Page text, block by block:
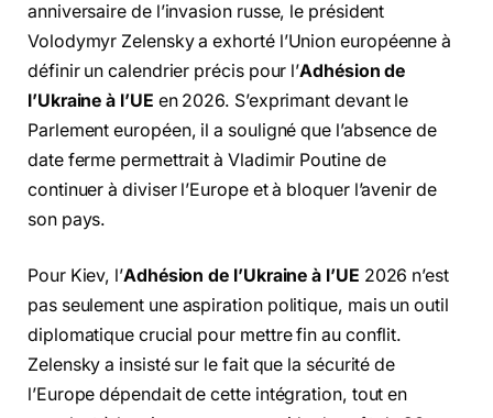
anniversaire de l’invasion russe, le président
Volodymyr Zelensky a exhorté l’Union européenne à
définir un calendrier précis pour l’Adhésion de
l’Ukraine à l’UE en 2026. S’exprimant devant le
Parlement européen, il a souligné que l’absence de
date ferme permettrait à Vladimir Poutine de
continuer à diviser l’Europe et à bloquer l’avenir de
son pays.
Pour Kiev, l’Adhésion de l’Ukraine à l’UE 2026 n’est
pas seulement une aspiration politique, mais un outil
diplomatique crucial pour mettre fin au conflit.
Zelensky a insisté sur le fait que la sécurité de
l’Europe dépendait de cette intégration, tout en